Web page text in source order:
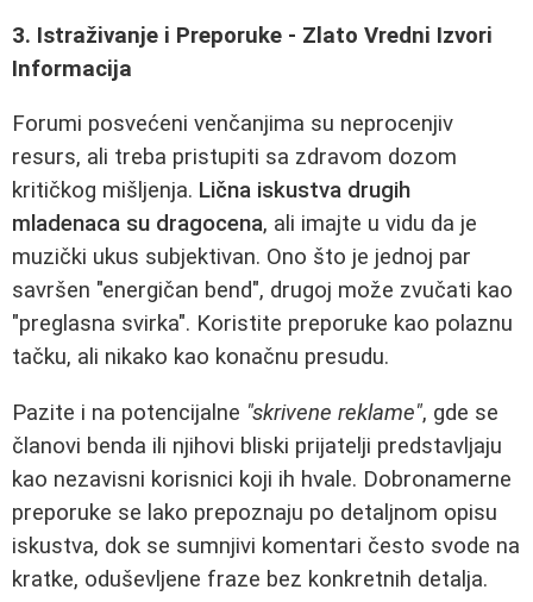
3. Istraživanje i Preporuke - Zlato Vredni Izvori
Informacija
Forumi posvećeni venčanjima su neprocenjiv
resurs, ali treba pristupiti sa zdravom dozom
kritičkog mišljenja. Lična iskustva drugih
mladenaca su dragocena, ali imajte u vidu da je
muzički ukus subjektivan. Ono što je jednoj par
savršen "energičan bend", drugoj može zvučati kao
"preglasna svirka". Koristite preporuke kao polaznu
tačku, ali nikako kao konačnu presudu.
Pazite i na potencijalne "skrivene reklame", gde se
članovi benda ili njihovi bliski prijatelji predstavljaju
kao nezavisni korisnici koji ih hvalе. Dobronamerne
preporuke se lako prepoznaju po detaljnom opisu
iskustva, dok se sumnjivi komentari često svode na
kratke, oduševljene fraze bez konkretnih detalja.